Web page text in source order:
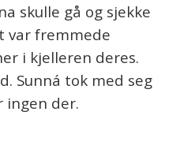
skulle gå og sjekke
var fremmede
i kjelleren deres.
Sunná tok med seg
ingen der.